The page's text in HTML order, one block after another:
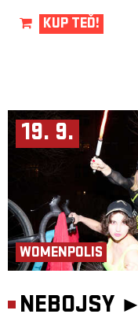
KUP TEĎ!
19. 9.
WOMENPOLIS
NEBOJSY ►